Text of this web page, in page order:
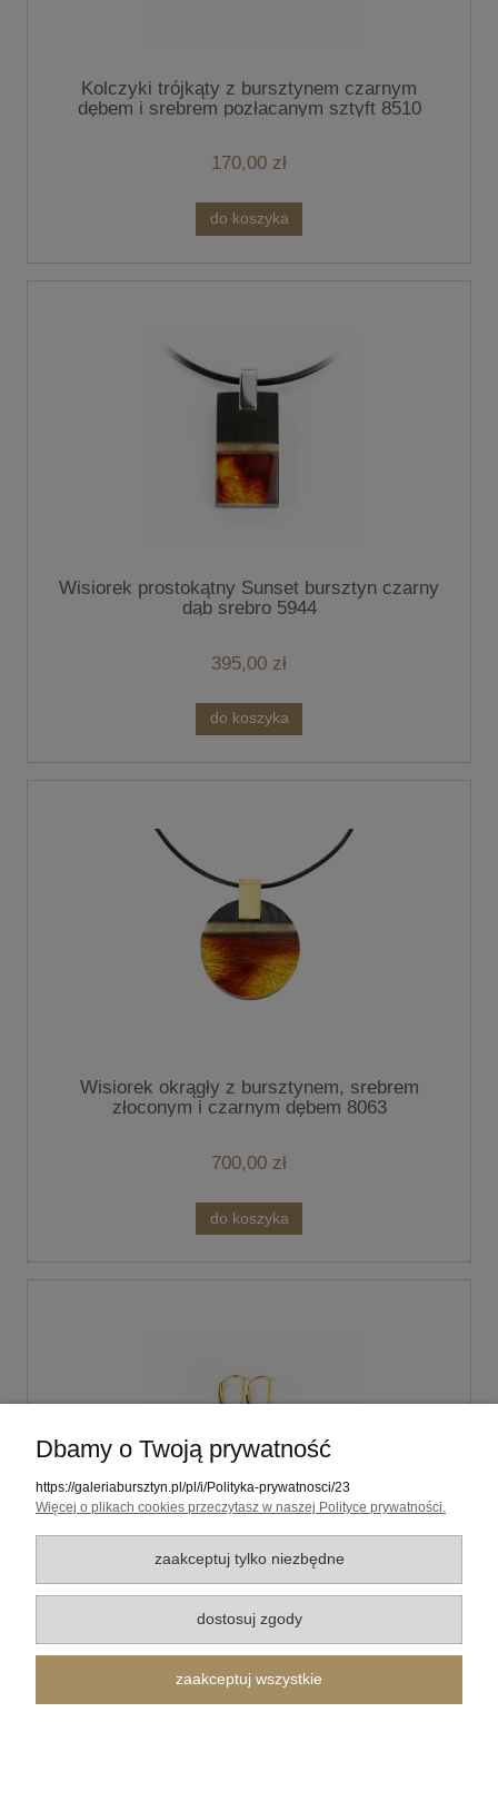
Kolczyki trójkąty z bursztynem czarnym
dębem i srebrem pozłacanym sztyft 8510
170,00 zł
do koszyka
Wisiorek prostokątny Sunset bursztyn czarny
dąb srebro 5944
395,00 zł
do koszyka
Wisiorek okrągły z bursztynem, srebrem
złoconym i czarnym dębem 8063
700,00 zł
do koszyka
Kolczyki srebro 925 pozłacane, bursztyn
270,00 zł
Dbamy o Twoją prywatność
https://galeriabursztyn.pl/pl/i/Polityka-prywatnosci/23
Więcej o plikach cookies przeczytasz w naszej Polityce prywatności.
zaakceptuj tylko niezbędne
dostosuj zgody
zaakceptuj wszystkie